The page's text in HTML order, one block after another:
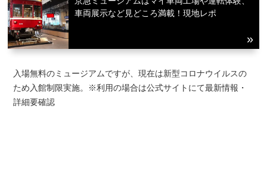
車両展示など見どころ満載！現地レポ
入場無料のミュージアムですが、現在は新型コロナウイルスの
ため入館制限実施。※利用の場合は公式サイトにて最新情報・
詳細要確認